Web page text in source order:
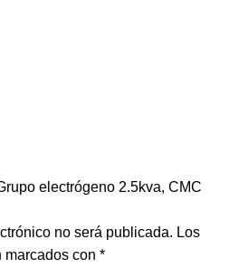
electrógeno 2.5kva, CMC
no será publicada. Los
marcados con*